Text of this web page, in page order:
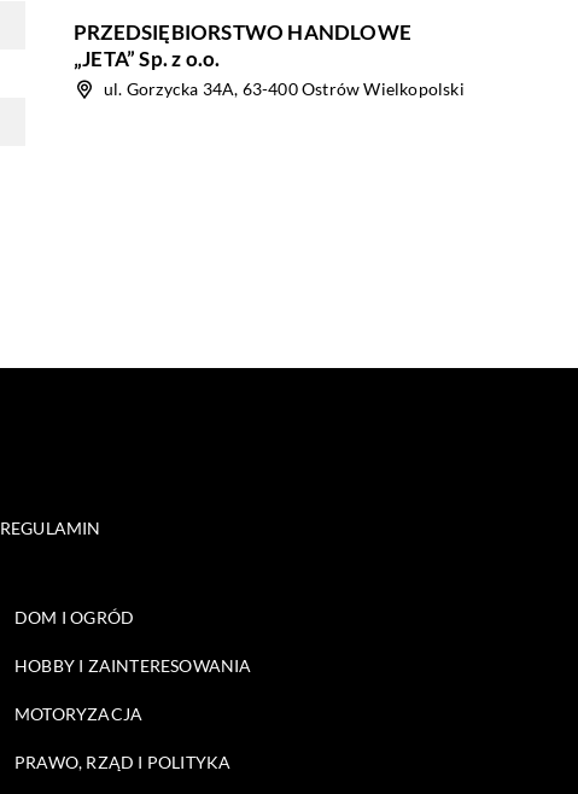
PRZEDSIĘBIORSTWO HANDLOWE
„JETA” Sp. z o.o.
ul. Gorzycka 34A, 63-400 Ostrów Wielkopolski
REGULAMIN
DOM I OGRÓD
HOBBY I ZAINTERESOWANIA
MOTORYZACJA
PRAWO, RZĄD I POLITYKA